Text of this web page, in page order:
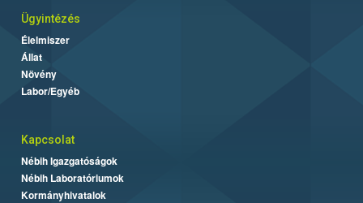
Ügyintézés
Élelmiszer
Állat
Növény
Labor/Egyéb
Kapcsolat
Nébih Igazgatóságok
Nébih Laboratóriumok
Kormányhivatalok